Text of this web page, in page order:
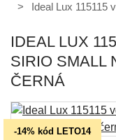
Ideal Lux 115115
IDEAL LUX
SIRIO SMALL
ČERNÁ
-14% kód LETO14